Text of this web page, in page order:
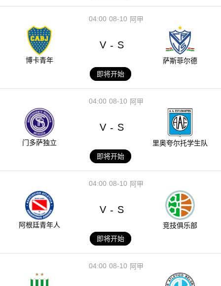
08-10
04:00 阿甲
博卡青年
V - S
萨斯菲尔德
即将开始
08-10
04:00 阿甲
门多萨独立
V - S
里奥夸尔托学生队
即将开始
08-10
04:00 阿甲
阿根廷青年人
V - S
竞技俱乐部
即将开始
08-10
04:00 阿甲